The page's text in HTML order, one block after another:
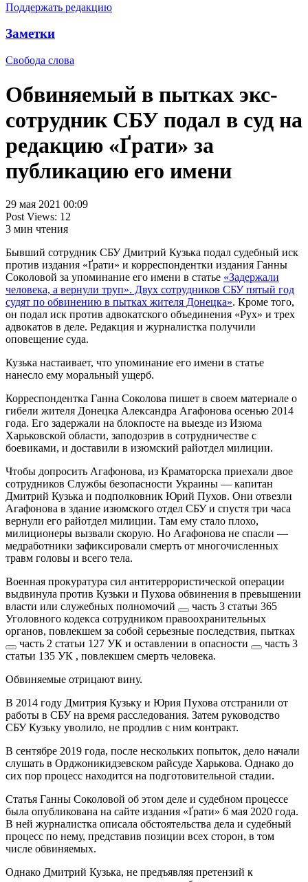
Поддержать редакцию
Заметки
Свобода слова
Обвиняемый в пытках экс-
сотрудник СБУ подал в суд на
редакцию «Ґрати» за
публикацию его имени
29 мая 2021 00:09
Post Views: 12
3 мин чтения
Бывший сотрудник СБУ Дмитрий Кузька подал судебный иск
против издания «Ґрати» и корреспондентки издания Ганны
Соколовой за упоминание его имени в статье «Задержали
человека, а вернули труп». Двух сотрудников СБУ пятый год
судят по обвинению в пытках жителя Донецка». Кроме того,
он подал иск против адвокатского объединения «Рух» и трех
адвокатов в деле. Редакция и журналистка получили
оповещение суда.
Кузька настаивает, что упоминание его имени в статье
нанесло ему моральный ущерб.
Корреспондентка Ганна Соколова пишет в своем материале о
гибели жителя Донецка Александра Агафонова осенью 2014
года. Его задержали на блокпосте на выезде из Изюма
Харьковской области, заподозрив в сотрудничестве с
боевиками, и доставили в изюмский райотдел милиции.
Чтобы допросить Агафонова, из Краматорска приехали двое
сотрудников Службы безопасности Украины — капитан
Дмитрий Кузька и подполковник Юрий Пухов. Они отвезли
Агафонова в здание изюмского отдел СБУ и спустя три часа
вернули его райотдел милиции. Там ему стало плохо,
милиционеры вызвали скорую. Но Агафонова не спасли —
медработники зафиксировали смерть от многочисленных
травм головы и всего тела.
Военная прокуратура сил антитеррористической операции
выдвинула против Кузьки и Пухова обвинения в превышении
власти или служебных полномочий
часть 3 статьи 365
Уголовного кодекса сотрудником правоохранительных
органов, повлекшем за собой серьезные последствия, пытках
часть 2 статьи 127 УК и оставлении в опасности
часть 3
статьи 135 УК , повлекшем смерть человека.
Обвиняемые отрицают вину.
В 2014 году Дмитрия Кузьку и Юрия Пухова отстранили от
работы в СБУ на время расследования. Затем руководство
СБУ Кузьку уволило, не продлив с ним контракт.
В сентябре 2019 года, после нескольких попыток, дело начали
слушать в Орджоникидзевском райсуде Харькова. Однако до
сих пор процесс находится на подготовительной стадии.
Статья Ганны Соколовой об этом деле и судебном процессе
была опубликована на сайте издания «Ґрати» 6 мая 2020 года.
В ней журналистка описала обстоятельства дела и судебный
процесс по нему, представив позиции всех сторон, в том
числе обвиняемых.
Однако Дмитрий Кузька, не предъявляя претензий к